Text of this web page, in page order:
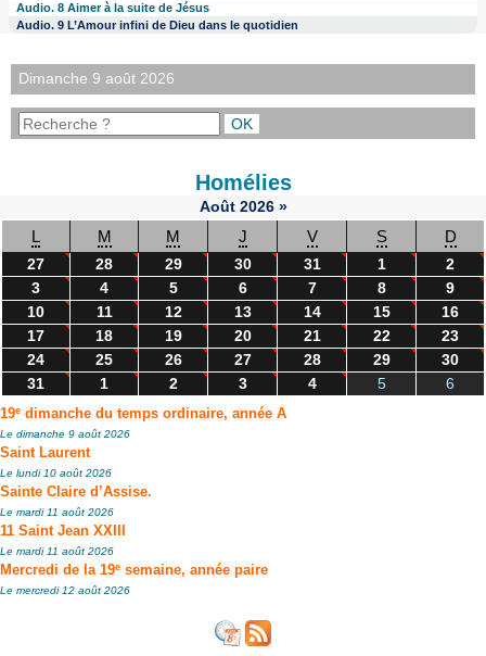
Audio. 8 Aimer à la suite de Jésus
Audio. 9 L’Amour infini de Dieu dans le quotidien
Dimanche 9 août 2026
Homélies
Août 2026 »
L M M J V S D
27 28 29 30 31 1
2
3
4 5 6 7 8
9
10
11 12 13 14 15
16
17
18 19 20 21 22
23
24
25 26 27 28 29
30
31
1 2 3 4 5 6
19e dimanche du temps ordinaire, année A
Le dimanche 9 août 2026
Saint Laurent
Le lundi 10 août 2026
Sainte Claire d’Assise.
Le mardi 11 août 2026
11 Saint Jean XXIII
Le mardi 11 août 2026
Mercredi de la 19e semaine, année paire
Le mercredi 12 août 2026